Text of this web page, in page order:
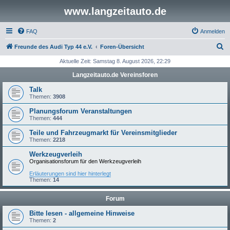
www.langzeitauto.de
FAQ Anmelden
Freunde des Audi Typ 44 e.V. Foren-Übersicht
h
Aktuelle Zeit: Samstag 8. August 2026, 22:29
Langzeitauto.de Vereinsforen
Talk
Themen: 3908
Planungsforum Veranstaltungen
Themen: 444
Teile und Fahrzeugmarkt für Vereinsmitglieder
Themen: 2218
Werkzeugverleih
Organisationsforum für den Werkzeugverleih
Erläuterungen sind hier hinterlegt
Themen: 14
Forum
Bitte lesen - allgemeine Hinweise
Themen: 2